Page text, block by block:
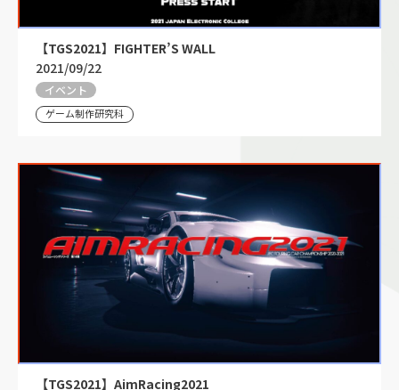
【TGS2021】FIGHTER’S WALL
2021/09/22
イベント
ゲーム制作研究科
【TGS2021】AimRacing2021